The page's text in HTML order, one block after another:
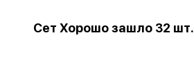
Сет Хорошо зашло 32 шт.